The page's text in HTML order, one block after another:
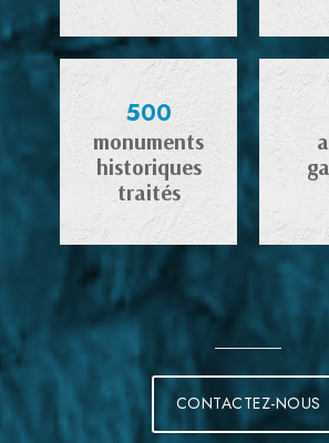
500
monuments
historiques
traités
CONTACTEZ-NOUS